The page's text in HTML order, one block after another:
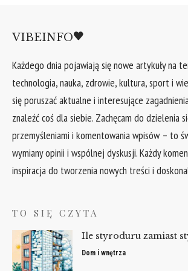
VIBEINFO
Każdego dnia pojawiają się nowe artykuły na
technologia, nauka, zdrowie, kultura, sport i
się poruszać aktualne i interesujące
znaleźć coś dla siebie. Zachęcam do dzielenia
przemyśleniami i komentowania wpisów – to
wymiany opinii i wspólnej dyskusji. Każdy
inspiracja do tworzenia nowych treści i
TO SIĘ CZYTA
Ile styroduru zamiast
Dom i wnętrza